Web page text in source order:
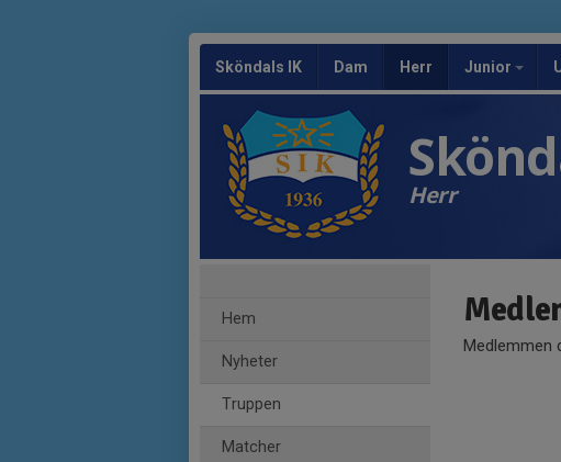
Sköndals IK Dam Herr Junior
Herr
Hem
Nyheter
Truppen
Matcher
Medlemmen